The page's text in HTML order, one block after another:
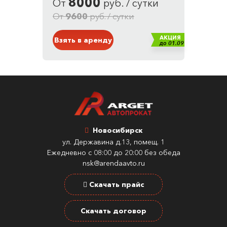
Кузов: Внедорожник
Белый
От руб. / сутки
От9600руб. / сутки
Взять в аренду АКЦИЯ
до 01.09
Новосибирск
ул. Державина д.13, помещ. 1
Ежедневно с 08:00 до 20:00 без обеда
nsk@arendaavto.ru
Скачать прайс
Скачать договор